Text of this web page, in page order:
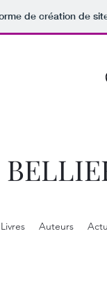
de création de
Livres Auteurs